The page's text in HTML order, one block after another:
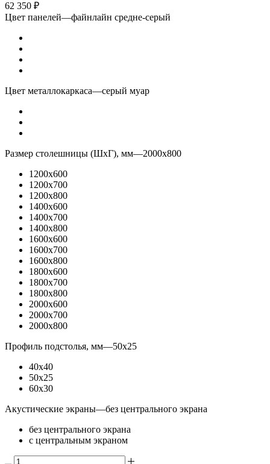
62 350 ₽
Цвет панелей—файнлайн средне-серый
Цвет металлокаркаса—серый муар
Размер столешницы (ШхГ), мм—2000x800
1200x600
1200x700
1200x800
1400x600
1400x700
1400x800
1600x600
1600x700
1600x800
1800x600
1800x700
1800x800
2000x600
2000x700
2000x800
Профиль подстолья, мм—50x25
40x40
50x25
60x30
Акустические экраны—без центрального экрана
без центрального экрана
с центральным экраном